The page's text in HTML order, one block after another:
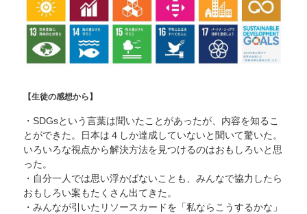
【生徒の感想から】
・SDGsという言葉は聞いたことがあったが、内容を知るこ
とができた。日本は４しか達成していないと聞いて驚いた。
いろいろな視点から解決方法を見つけるのはおもしろいと思
った。
・自分一人では思い浮かばないことも、みんなで協力したら
おもしろい案もたくさん出てきた。
・みんなが引いたリソースカードを「私ならこうするかな」